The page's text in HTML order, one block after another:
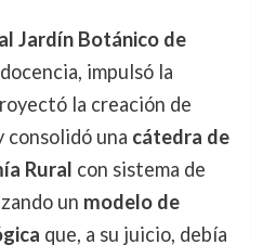
Jardín Botánico de
impulsó la
la creación de
consolidó una cátedra de
Rural con sistema de
un modelo de
que, a su juicio, debía